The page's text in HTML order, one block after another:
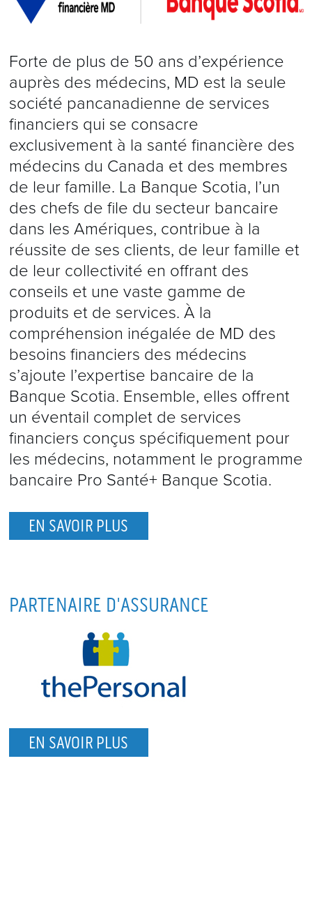
Forte de plus de 50 ans d’expérience
auprès des médecins, MD est la seule
société pancanadienne de services
financiers qui se consacre
exclusivement à la santé financière des
médecins du Canada et des membres
de leur famille. La Banque Scotia, l’un
des chefs de file du secteur bancaire
dans les Amériques, contribue à la
réussite de ses clients, de leur famille et
de leur collectivité en offrant des
conseils et une vaste gamme de
produits et de services. À la
compréhension inégalée de MD des
besoins financiers des médecins
s’ajoute l’expertise bancaire de la
Banque Scotia. Ensemble, elles offrent
un éventail complet de services
financiers conçus spécifiquement pour
les médecins, notamment le programme
bancaire Pro Santé+ Banque Scotia.
EN SAVOIR PLUS
PARTENAIRE D'ASSURANCE
EN SAVOIR PLUS